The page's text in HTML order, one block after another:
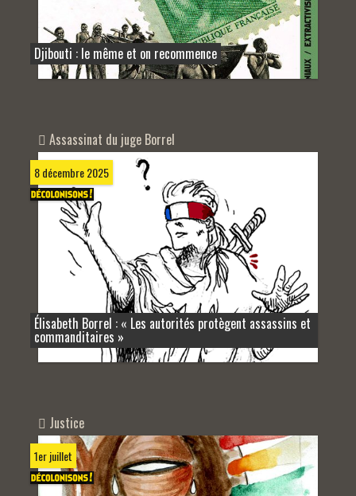
Djibouti : le même et on recommence
Assassinat du juge Borrel
8 décembre 2025
Élisabeth Borrel : « Les autorités protègent assassins et
commanditaires »
Justice
1er juillet